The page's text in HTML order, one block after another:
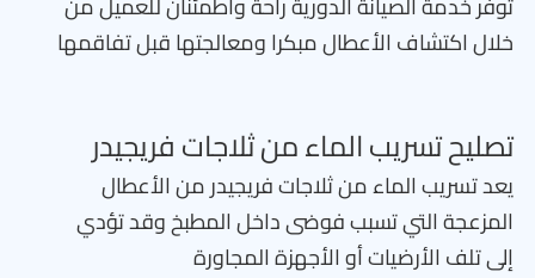
خلال اكتشاف الأعطال مبكرا ومعالجتها قبل تفاقمها
تصليح تسريب الماء من ثلاجات فريجيدر
يعد تسريب الماء من ثلاجات فريجيدر من الأعطال
المزعجة التي تسبب فوضى داخل المطبخ وقد تؤدي
إلى تلف الأرضيات أو الأجهزة المجاورة